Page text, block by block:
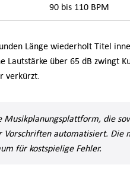
90 bis 110 BPM
Länge wiederholt Titel
Lautstärke über 65 dB zwingt
verkürzt.
Musikplanungsplattform, die
Vorschriften automatisiert. Die
für kostspielige Fehler.